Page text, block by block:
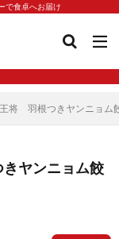
で食卓へお届け
将 羽根つきヤンニョム
ヤンニョム餃
ー
水餃子
焼きそば
栄養
春雨